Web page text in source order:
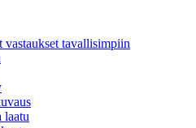
vastaukset tavallisimpiin
laatu